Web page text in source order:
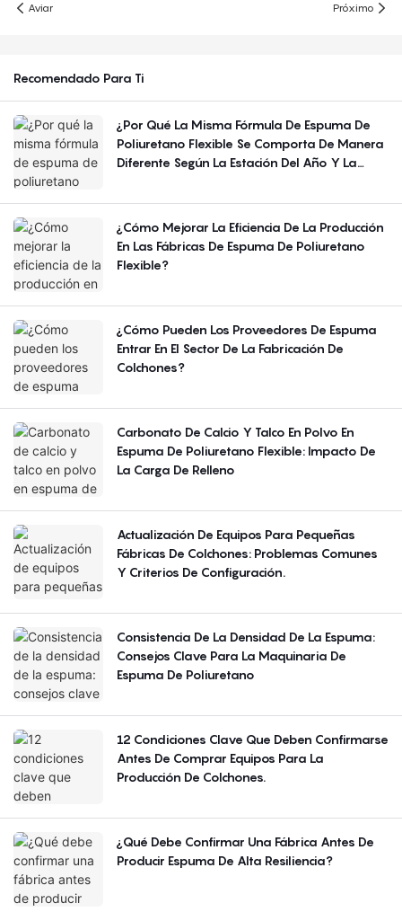
Aviar Próximo
Recomendado Para Ti
¿Por Qué La Misma Fórmula De Espuma De
Poliuretano Flexible Se Comporta De Manera
Diferente Según La Estación Del Año Y La
¿Cómo Mejorar La Eficiencia De La Producción
En Las Fábricas De Espuma De Poliuretano
Flexible?
¿Cómo Pueden Los Proveedores De Espuma
Entrar En El Sector De La Fabricación De
Colchones?
Carbonato De Calcio Y Talco En Polvo En
Espuma De Poliuretano Flexible: Impacto De
La Carga De Relleno
Actualización De Equipos Para Pequeñas
Fábricas De Colchones: Problemas Comunes
Y Criterios De Configuración.
Consistencia De La Densidad De La Espuma:
Consejos Clave Para La Maquinaria De
Espuma De Poliuretano
12 Condiciones Clave Que Deben Confirmarse
Antes De Comprar Equipos Para La
Producción De Colchones.
¿Qué Debe Confirmar Una Fábrica Antes De
Producir Espuma De Alta Resiliencia?